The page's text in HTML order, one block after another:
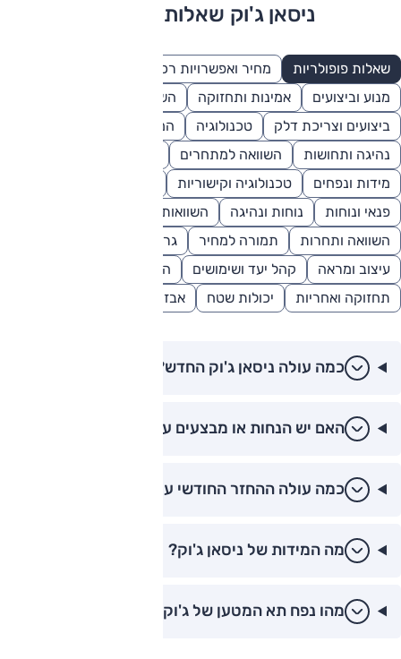
ניסאן ג'וק שאלות ותשובות
שאלות פופולריות מחיר ואפשרויות רכישה
מנוע וביצועים
אמינות ותחזוקה
השוואות
ביצועים וצריכת דלק
טכנולוגיה המלצות
נהיגה ותחושות
השוואה למתחרים
מידות ונפחים
טכנולוגיה וקישוריות
פנאי ונוחות
נוחות ונהיגה
השוואות ומתחרים
השוואה ותחרות
תמורה למחיר
גרסאות ורמות גימור
עיצוב ומראה
קהל יעד ושימושים השוואה כלכלית
תחזוקה ואחריות
יכולות שטח אבזור
כמה עולה ניסאן ג'וק החדש?
האם יש הנחות או מבצעים על ניסאן ג'וק?
כמה עולה ההחזר החודשי על ניסאן ג'וק?
מה המידות של ניסאן ג'וק?
מהו נפח תא המטען של ג'וק?